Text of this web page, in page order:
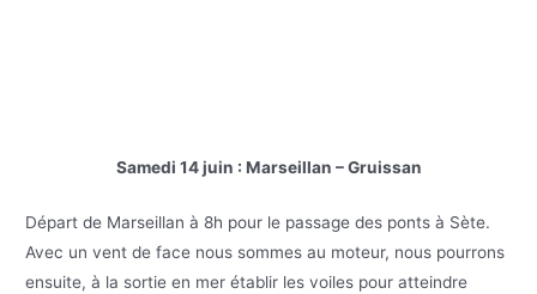
Samedi 14 juin : Marseillan – Gruissan
Départ de Marseillan à 8h pour le passage des ponts à Sète.
Avec un vent de face nous sommes au moteur, nous pourrons
ensuite, à la sortie en mer établir les voiles pour atteindre